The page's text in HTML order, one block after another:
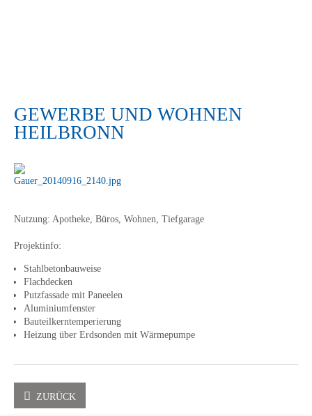
GEWERBE UND WOHNEN
HEILBRONN
Nutzung: Apotheke, Büros, Wohnen, Tiefgarage
Projektinfo:
Stahlbetonbauweise
Flachdecken
Putzfassade mit Paneelen
Aluminiumfenster
Bauteilkerntemperierung
Heizung über Erdsonden mit Wärmepumpe
ZURÜCK